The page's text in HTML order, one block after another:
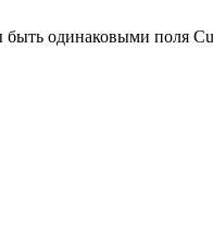
одинаковыми поля